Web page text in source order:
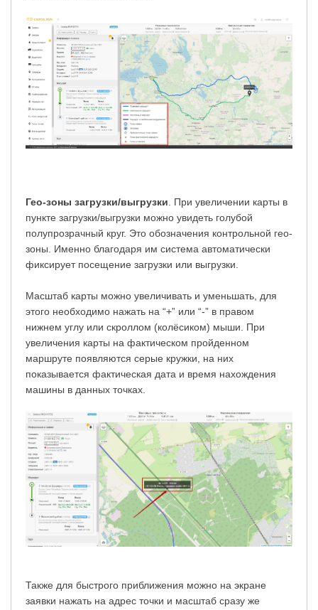
Гео-зоны загрузки/выгрузки . При увеличении карты в
пункте загрузки/выгрузки можно увидеть голубой
полупрозрачный круг. Это обозначения контрольной гео-
зоны. Именно благодаря им система автоматически
фиксирует посещение загрузки или выгрузки.
Масштаб карты можно увеличивать и уменьшать, для
этого необходимо нажать на “+” или “-” в правом
нижнем углу или скроллом (колёсиком) мыши. При
увеличения карты на фактическом пройденном
маршруте появляются серые кружки, на них
показывается фактическая дата и время нахождения
машины в данных точках.
Также для быстрого приближения можно на экране
заявки нажать на адрес точки и масштаб сразу же